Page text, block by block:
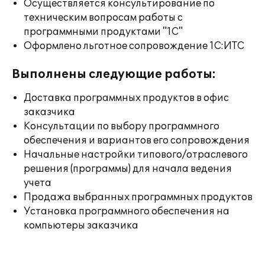
Осуществляется консультирование по
техническим вопросам работы с
программными продуктами "1С"
Оформлено льготное сопровождение 1С:ИТС
Выполнены следующие работы:
Доставка программных продуктов в офис
заказчика
Консультации по выбору программного
обеспечения и вариантов его сопровождения
Начальные настройки типового/отраслевого
решения (программы) для начала ведения
учета
Продажа выбранных программных продуктов
Установка программного обеспечения на
компьютеры заказчика